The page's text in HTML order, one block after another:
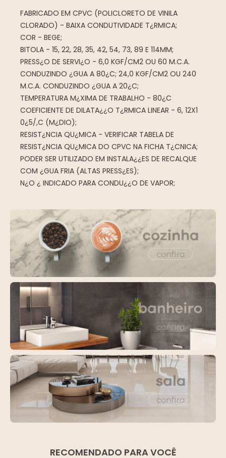
FABRICADO EM CPVC (POLICLORETO DE VINILA
CLORADO) - BAIXA CONDUTIVIDADE T¿RMICA;
COR - BEGE;
BITOLA - 15, 22, 28, 35, 42, 54, 73, 89 E 114MM;
PRESS¿O DE SERVI¿O - 6,0 KGF/CM2 OU 60 M.C.A.
CONDUZINDO ¿GUA A 80¿C; 24,0 KGF/CM2 OU 240
M.C.A. CONDUZINDO ¿GUA A 20¿C;
TEMPERATURA M¿XIMA DE TRABALHO - 80¿C
COEFICIENTE DE DILATA¿¿O T¿RMICA LINEAR - 6, 12X1
0¿5/,C (M¿DIO);
RESIST¿NCIA QU¿MICA - VERIFICAR TABELA DE
RESIST¿NCIA QU¿MICA DO CPVC NA FICHA T¿CNICA;
PODER SER UTILIZADO EM INSTALA¿¿ES DE RECALQUE
COM ¿GUA FRIA (ALTAS PRESS¿ES);
N¿O ¿ INDICADO PARA CONDU¿¿O DE VAPOR;
RECOMENDADO PARA VOCÊ